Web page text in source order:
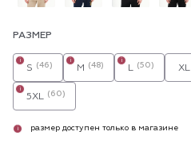
РАЗМЕР
S (46)
i
M (48)
i
L (50)
i
XL
5XL (60)
i
i размер доступен только в магазине